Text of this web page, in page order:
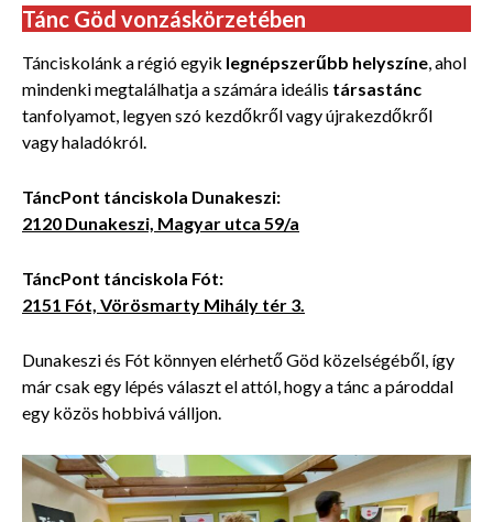
Tánc Göd vonzáskörzetében
Tánciskolánk a régió egyik legnépszerűbb helyszíne , ahol
mindenki megtalálhatja a számára ideális társastánc
tanfolyamot, legyen szó kezdőkről vagy újrakezdőkről
vagy haladókról.
TáncPont tánciskola Dunakeszi:
2120 Dunakeszi, Magyar utca 59/a
TáncPont tánciskola Fót:
2151 Fót, Vörösmarty Mihály tér 3.
Dunakeszi és Fót könnyen elérhető Göd közelségéből, így
már csak egy lépés választ el attól, hogy a tánc a pároddal
egy közös hobbivá válljon.